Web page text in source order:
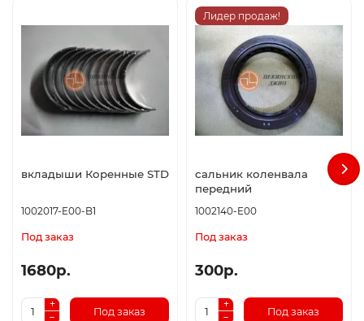
вкладыши Коренные STD
1002017-E00-B1
Под заказ
1680р.
Под заказ
Лидер продаж!
сальник коленвала
передний
1002140-E00
Под заказ
300р.
Под заказ